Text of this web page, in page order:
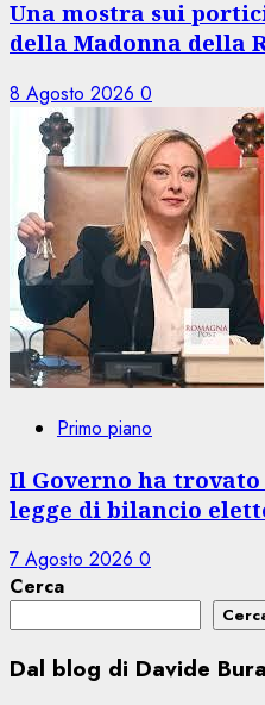
Una mostra sui
della Madonna della
8 Agosto 2026 0
Primo piano
Il Governo ha
legge di bilancio
7 Agosto 2026 0
Cerca
Dal blog di Davide